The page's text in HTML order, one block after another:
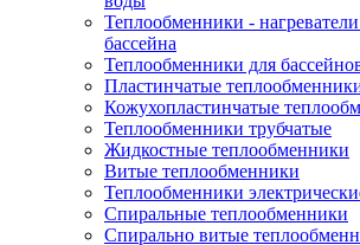
Теплообменники -
бассейна
Теплообменники для
Пластинчатые
Кожухопластинчатые
Теплообменники трубчатые
Жидкостные теплообменники
Витые теплообменники
Теплообменники
Спиральные теплообменники
Спирально витые